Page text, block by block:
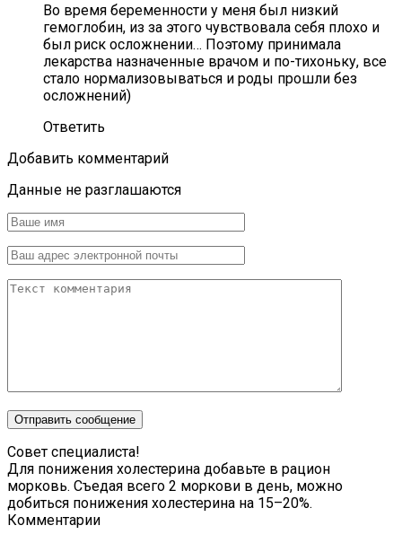
Во время беременности у меня был низкий
гемоглобин, из за этого чувствовала себя плохо и
был риск осложнении… Поэтому принимала
лекарства назначенные врачом и по-тихоньку, все
стало нормализовываться и роды прошли без
осложнений)
Ответить
Добавить комментарий
Данные не разглашаются
Совет специалиста!
Для понижения холестерина добавьте в рацион
морковь. Съедая всего 2 моркови в день, можно
добиться понижения холестерина на 15–20%.
Комментарии